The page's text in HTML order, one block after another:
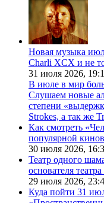
Новая музыка
Charli XCX и не
31 июля 2026,
В июле в мир
Слушаем новые
степени
Strokes, а так же
Как смотреть
популярной
30 июля 2026,
Театр одного
основателя
29 июля 2026,
Куда пойти 31